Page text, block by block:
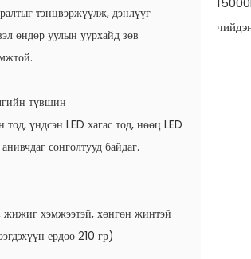
тэнцвэржүүлж, дэнлүүг
өндөр уулын уурхайд зөв
түвшин
тод, үндсэн LED хагас тод, нөөц LED
сонголтууд байдаг.
жижиг хэмжээтэй, хөнгөн жинтэй
ердөө 210 гр)